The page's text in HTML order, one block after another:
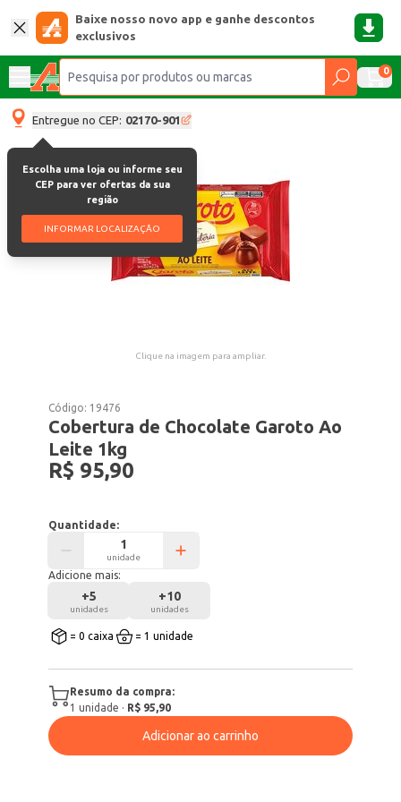
Baixe nosso novo app e ganhe descontos
exclusivos
0
Entregue no CEP: 02170-901
Escolha uma loja ou informe seu
CEP para ver ofertas da sua
região
INFORMAR LOCALIZAÇÃO
Clique na imagem para ampliar.
Código: 19476
Cobertura de Chocolate Garoto Ao
Leite 1kg
R$ 95,90
Quantidade:
unidade
Adicione mais:
+5
unidades
+10
unidades
= 0 caixa = 1 unidade
Resumo da compra:
1 unidade · R$ 95,90
Adicionar ao carrinho